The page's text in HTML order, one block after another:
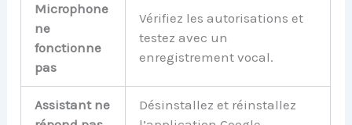
Microphone
ne
fonctionne
pas
Vérifiez les autorisations et
testez avec un
enregistrement vocal.
Assistant ne
Désinstallez et réinstallez